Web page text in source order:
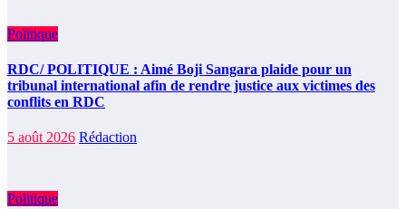
Politique
RDC/ POLITIQUE : Aimé Boji Sangara plaide pour un
tribunal international afin de rendre justice aux victimes des
conflits en RDC
5 août 2026 Rédaction
Politique